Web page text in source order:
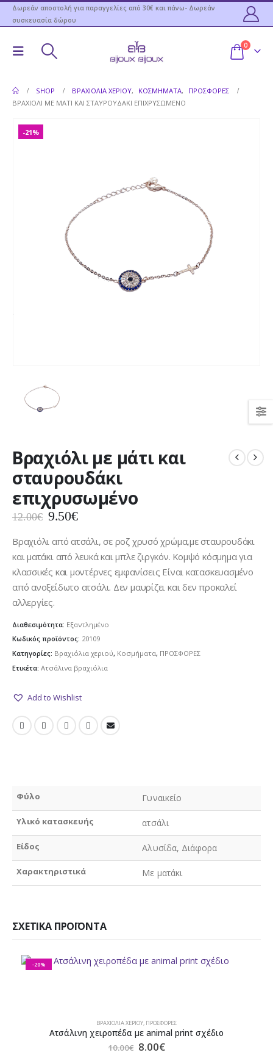
Δωρεάν αποστολή για παραγγελίες από 30€ και πάνω- Δωρεάν
συσκευασία δώρου
0
SHOP ΒΡΑΧΙΌΛΙΑ ΧΕΡΙΟΎ, ΚΟΣΜΉΜΑΤΑ,
ΠΡΟΣΦΟΡΕΣ
ΒΡΑΧΙΌΛΙ ΜΕ ΜΆΤΙ ΚΑΙ ΣΤΑΥΡΟΥΔΆΚΙ ΕΠΙΧΡΥΣΩΜΈΝΟ
-21%
Βραχιόλι με μάτι και
σταυρουδάκι
επιχρυσωμένο
12.00€ Original
was:
12.00€.
9.50€Η
τιμή
είναι:
9.50€.
Βραχιόλι από ατσάλι, σε ροζ χρυσό χρώμα,με σταυρουδάκι
και ματάκι από λευκά και μπλε ζιργκόν. Κομψό κόσμημα για
κλασσικές και μοντέρνες εμφανίσεις Είναι κατασκευασμένο
από ανοξείδωτο ατσάλι. Δεν μαυρίζει και δεν προκαλεί
αλλεργίες.
Διαθεσιμότητα: Εξαντλημένο
Κωδικός προϊόντος: 20109
Κατηγορίες: Βραχιόλια χεριού, Κοσμήματα, ΠΡΟΣΦΟΡΕΣ
Ετικέτα: Ατσάλινα βραχιόλια
Add to Wishlist
Φύλο Γυναικείο
Υλικό κατασκευής ατσάλι
Είδος Αλυσίδα, Διάφορα
Χαρακτηριστικά Με ματάκι
ΣΧΕΤΙΚΆ ΠΡΟΪΌΝΤΑ
-20%
ΒΡΑΧΙΌΛΙΑ ΧΕΡΙΟΎ, ΠΡΟΣΦΟΡΕΣ
Ατσάλινη χειροπέδα με animal print σχέδιο
10.00€ Original
8.00€Η